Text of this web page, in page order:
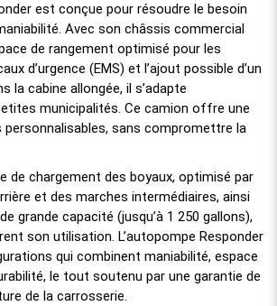
est conçue pour résoudre le besoin
Avec son châssis commercial
de rangement optimisé pour les
d’urgence (EMS) et l’ajout possible d’un
la cabine allongée, il s’adapte
municipalités. Ce camion offre une
personnalisables, sans compromettre la
de chargement des boyaux, optimisé par
et des marches intermédiaires, ainsi
grande capacité (jusqu’à 1 250 gallons),
son utilisation. L’autopompe Responder
qui combinent maniabilité, espace
le tout soutenu par une garantie de
de la carrosserie.